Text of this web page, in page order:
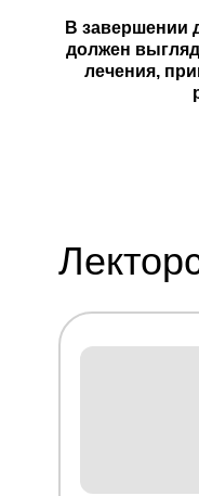
В завершении
должен
лечения,